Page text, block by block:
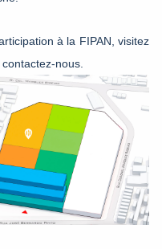
à la FIPAN, visitez
nous.